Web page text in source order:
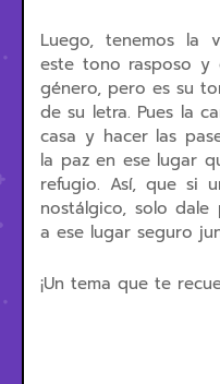
Luego, tenemos la
este tono rasposo y
género, pero es su
de su letra. Pues la
casa y hacer las
la paz en ese lugar
refugio. Así, que si
nostálgico, solo
a ese lugar seguro
¡Un tema que te